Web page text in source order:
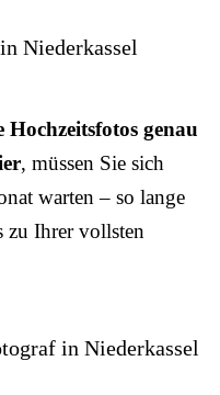
Hochzeitsfotos genau
, müssen Sie sich
warten – so lange
zu Ihrer vollsten